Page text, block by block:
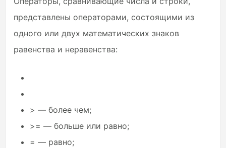
представлены операторами, состоящими из
одного или двух математических знаков
равенства и неравенства:
> — более чем;
>= — больше или равно;
= — равно;